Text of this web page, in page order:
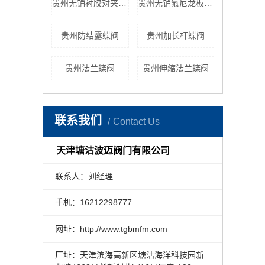
贵州防结露蝶阀 贵州加长杆蝶阀
贵州法兰蝶阀 贵州伸缩法兰蝶阀
联系我们 Contact Us
天津塘沽波迈阀门有限公司
联系人：刘经理
手机：16212298777
网址：http://www.tgbmfm.com
厂址：天津滨海高新区塘沽海洋科技园新